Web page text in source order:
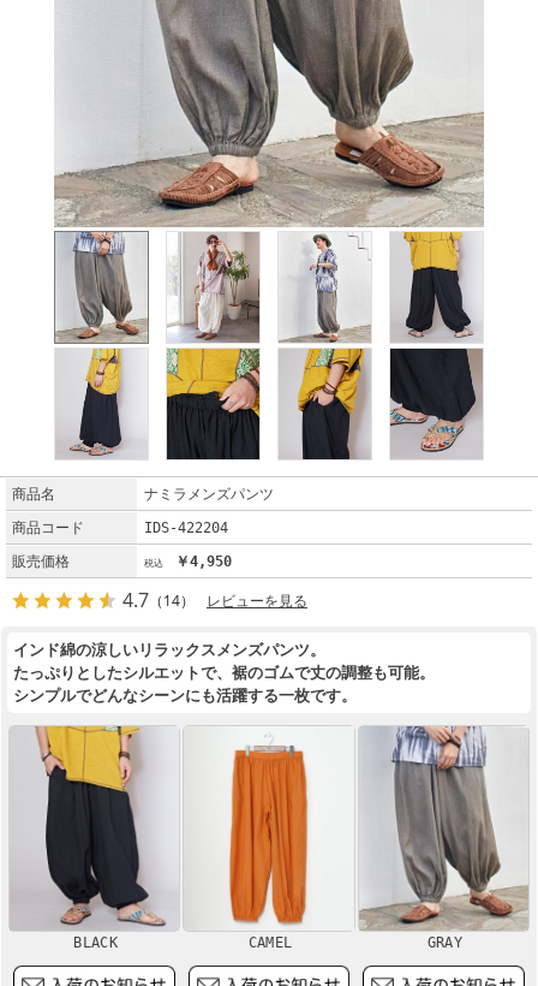
商品名
ナミラメンズパンツ
商品コード
IDS-422204
販売価格
￥4,950
4.7 （14） レビューを見る
インド綿の涼しいリラックスメンズパンツ。
たっぷりとしたシルエットで、裾のゴムで丈の調整も可能。
シンプルでどんなシーンにも活躍する一枚です。
BLACK CAMEL GRAY